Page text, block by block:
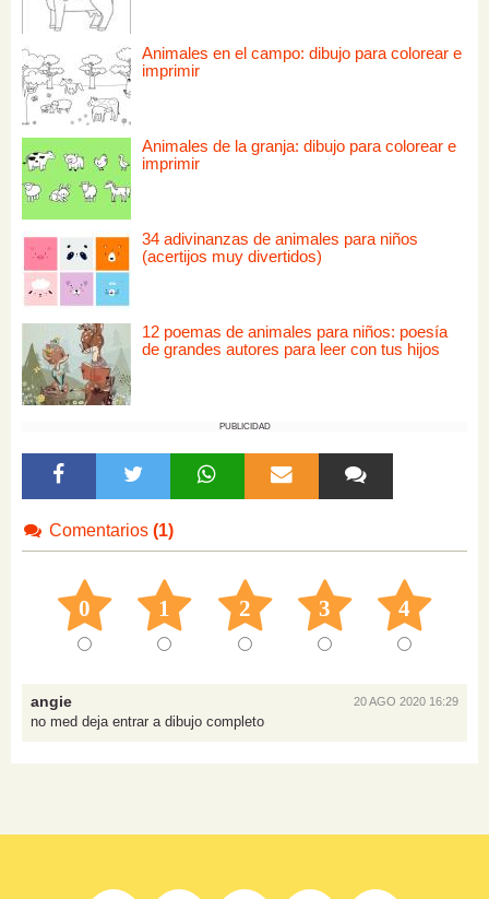
Animales en el campo: dibujo para colorear e
imprimir
Animales de la granja: dibujo para colorear e
imprimir
34 adivinanzas de animales para niños
(acertijos muy divertidos)
12 poemas de animales para niños: poesía
de grandes autores para leer con tus hijos
PUBLICIDAD
Comentarios (1)
0 1 2 3 4
20 AGO 2020 16:29
angie
no med deja entrar a dibujo completo